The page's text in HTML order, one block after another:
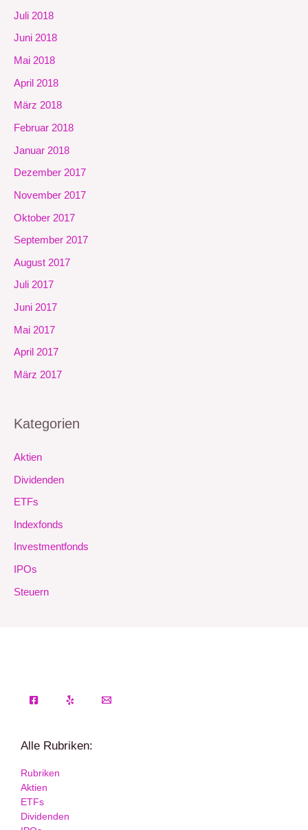
Juli 2018
Juni 2018
Mai 2018
April 2018
März 2018
Februar 2018
Januar 2018
Dezember 2017
November 2017
Oktober 2017
September 2017
August 2017
Juli 2017
Juni 2017
Mai 2017
April 2017
März 2017
Kategorien
Aktien
Dividenden
ETFs
Indexfonds
Investmentfonds
IPOs
Steuern
Alle Rubriken:
Rubriken
Aktien
ETFs
Dividenden